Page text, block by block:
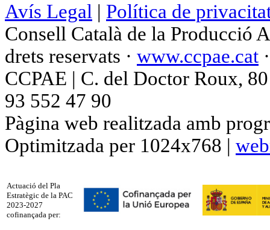
Avís Legal | Política de
Consell Català de la Producció
drets reservats · www.ccpae.cat
CCPAE | C. del Doctor Roux,
93 552 47 90
Pàgina web realitzada amb
Optimitzada per 1024x768 |
Actuació del Pla
Estratègic de la PAC
2023-2027
cofinançada per: